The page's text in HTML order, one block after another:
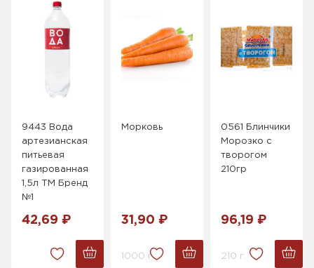
9443 Вода
артезианская
питьевая
газированная
1,5л ТМ Бренд
№1
42,69 ₽
Морковь
31,90 ₽
1000 г.
0561 Блинчики
Морозко с
творогом
210гр
96,19 ₽
210 г.